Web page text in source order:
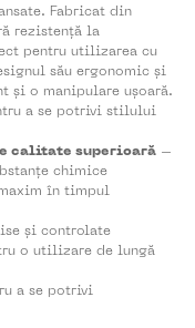
Fabricat din
rezistență la
pentru utilizarea cu
său ergonomic și
și o manipulare ușoară.
a se potrivi stilului
calitate superioară –
chimice
în timpul
și controlate
o utilizare de lungă
a se potrivi